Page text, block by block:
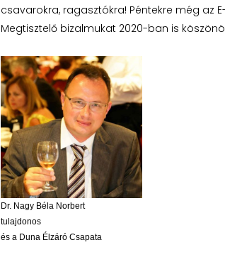
csavarokra, ragasztókra! Péntekre még az
Megtisztelő bizalmukat 2020-ban is
Dr. Nagy Béla Norbert
tulajdonos
és a Duna Élzáró Csapata